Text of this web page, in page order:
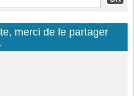
merci de le partager